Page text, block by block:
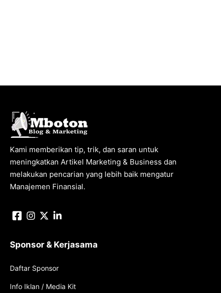
Kami memberikan tip, trik, dan saran untuk
meningkatkan Artikel Marketing & Business dan
melakukan pencarian yang lebih baik mengatur
Manajemen Finansial.
Sponsor & Kerjasama
Daftar Sponsor
Info Iklan / Media Kit